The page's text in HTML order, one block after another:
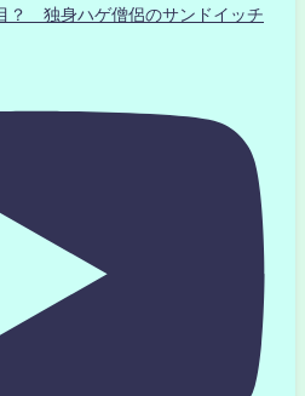
？ 独身ハゲ僧侶のサンドイッチ